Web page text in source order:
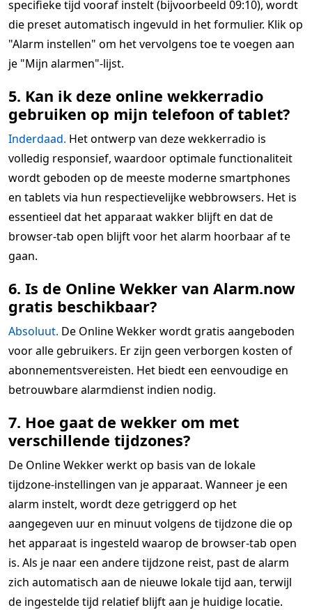
specifieke tijd vooraf instelt (bijvoorbeeld 09:10), wordt
die preset automatisch ingevuld in het formulier. Klik op
"Alarm instellen" om het vervolgens toe te voegen aan
je "Mijn alarmen"-lijst.
5. Kan ik deze online wekkerradio
gebruiken op mijn telefoon of tablet?
Inderdaad. Het ontwerp van deze wekkerradio is
volledig responsief, waardoor optimale functionaliteit
wordt geboden op de meeste moderne smartphones
en tablets via hun respectievelijke webbrowsers. Het is
essentieel dat het apparaat wakker blijft en dat de
browser-tab open blijft voor het alarm hoorbaar af te
gaan.
6. Is de Online Wekker van Alarm.now
gratis beschikbaar?
Absoluut. De Online Wekker wordt gratis aangeboden
voor alle gebruikers. Er zijn geen verborgen kosten of
abonnementsvereisten. Het biedt een eenvoudige en
betrouwbare alarmdienst indien nodig.
7. Hoe gaat de wekker om met
verschillende tijdzones?
De Online Wekker werkt op basis van de lokale
tijdzone-instellingen van je apparaat. Wanneer je een
alarm instelt, wordt deze getriggerd op het
aangegeven uur en minuut volgens de tijdzone die op
het apparaat is ingesteld waarop de browser-tab open
is. Als je naar een andere tijdzone reist, past de alarm
zich automatisch aan de nieuwe lokale tijd aan, terwijl
de ingestelde tijd relatief blijft aan je huidige locatie.